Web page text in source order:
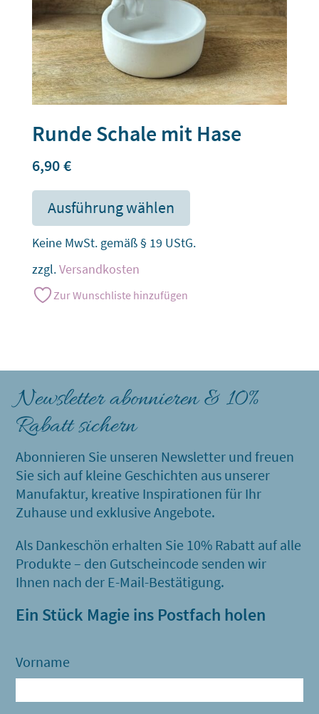
Runde Schale mit Hase
6,90€
Ausführung wählen
Keine MwSt. gemäß § 19 UStG.
zzgl.Versandkosten
Zur Wunschliste hinzufügen
Newsletter abonnieren & 10%
Rabatt sichern
Abonnieren Sie unseren Newsletter und freuen
Sie sich auf kleine Geschichten aus unserer
Manufaktur, kreative Inspirationen für Ihr
Zuhause und exklusive Angebote.
Als Dankeschön erhalten Sie 10% Rabatt auf alle
Produkte – den Gutscheincode senden wir
Ihnen nach der E-Mail-Bestätigung.
Ein Stück Magie ins Postfach holen
Vorname